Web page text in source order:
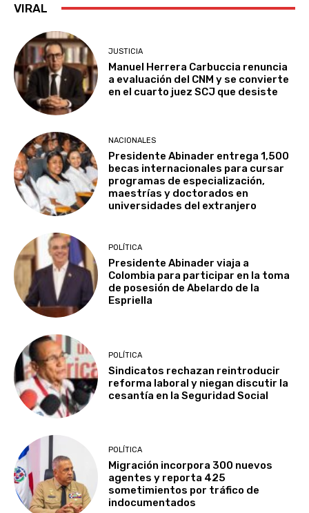
VIRAL
JUSTICIA
Manuel Herrera Carbuccia renuncia
a evaluación del CNM y se convierte
en el cuarto juez SCJ que desiste
NACIONALES
Presidente Abinader entrega 1,500
becas internacionales para cursar
programas de especialización,
maestrías y doctorados en
universidades del extranjero
POLÍTICA
Presidente Abinader viaja a
Colombia para participar en la toma
de posesión de Abelardo de la
Espriella
POLÍTICA
Sindicatos rechazan reintroducir
reforma laboral y niegan discutir la
cesantía en la Seguridad Social
POLÍTICA
Migración incorpora 300 nuevos
agentes y reporta 425
sometimientos por tráfico de
indocumentados